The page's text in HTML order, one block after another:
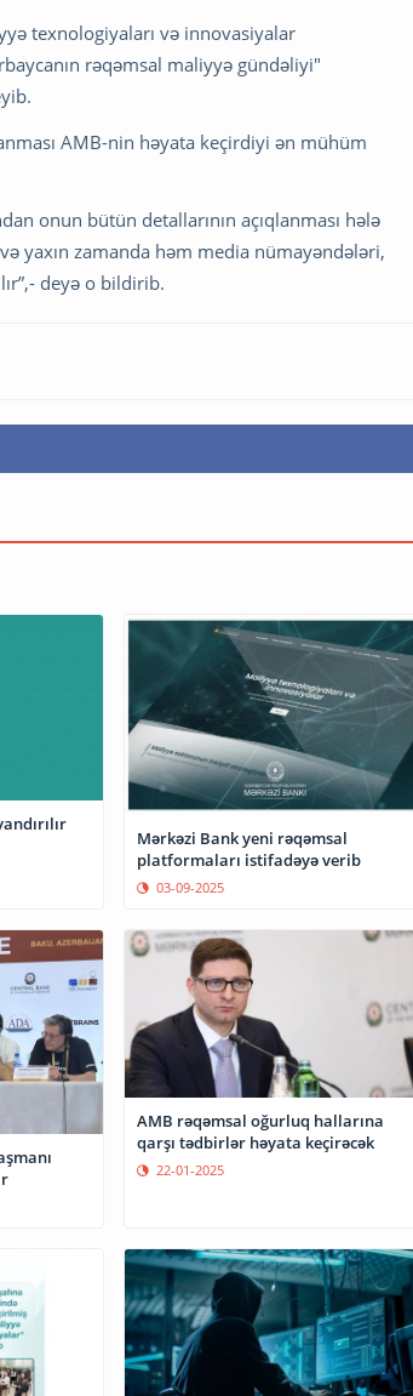
texnologiyaları və innovasiyalar
rəqəmsal maliyyə gündəliyi"
AMB-nin həyata keçirdiyi ən mühüm
onun bütün detallarının açıqlanması hələ
yaxın zamanda həm media nümayəndələri,
deyə o bildirib.
Mərkəzi Bank yeni rəqəmsal
platformaları istifadəyə verib
03-09-2025
AMB rəqəmsal oğurluq hallarına
qarşı tədbirlər həyata keçirəcək
22-01-2025